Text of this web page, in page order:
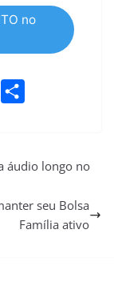
no
a
e
áudio longo no
seu Bolsa
Família ativo